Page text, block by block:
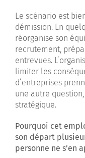
Le scénario est
démission. En
réorganise son
recrutement,
entrevues.
limiter les
d’entreprises
une autre
stratégique.
Pourquoi cet
son départ
personne ne s’en